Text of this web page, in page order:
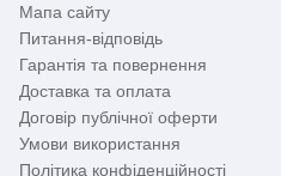
Мапа сайту
Питання-відповідь
Гарантія та повернення
Доставка та оплата
Договір публічної оферти
Умови використання
Політика конфіденційності